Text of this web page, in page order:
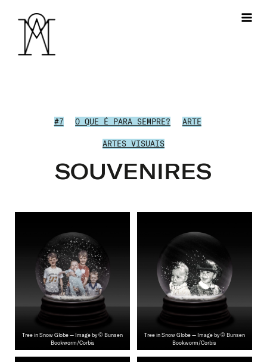
#7 O QUE É PARA SEMPRE? ARTE
ARTES VISUAIS
SOUVENIRES
Tree in Snow Globe — Image by © Bunsen
Bookworm/Corbis
Tree in Snow Globe — Image by © Bunsen
Bookworm/Corbis